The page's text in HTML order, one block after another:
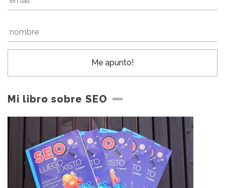
Mi libro sobre SEO